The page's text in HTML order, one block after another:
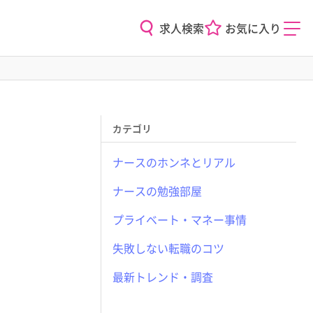
求人検索 お気に入り
カテゴリ
ナースのホンネとリアル
ナースの勉強部屋
プライベート・マネー事情
失敗しない転職のコツ
最新トレンド・調査